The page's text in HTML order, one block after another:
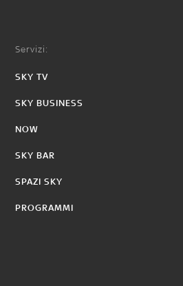
Servizi:
SKY TV
SKY BUSINESS
NOW
SKY BAR
SPAZI SKY
PROGRAMMI